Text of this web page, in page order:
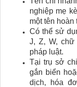
nghiệp mẹ
một tên
Có thể sử
J, Z, W, chữ
pháp luật.
Tại trụ sở
gắn biển
dịch, hóa